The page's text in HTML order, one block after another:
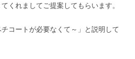
くれましてご提案してもらいます。
コートが必要なくて～」と説明して